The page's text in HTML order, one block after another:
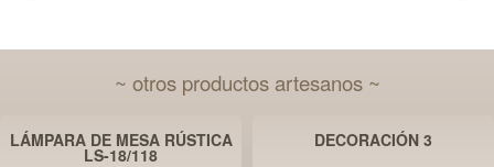
~ otros productos artesanos ~
LÁMPARA DE MESA RÚSTICA
LS-18/118
DECORACIÓN 3